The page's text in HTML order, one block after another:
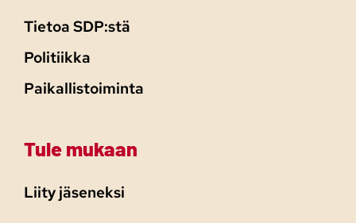
Tietoa SDP:stä
Politiikka
Paikallistoiminta
Tule mukaan
Liity jäseneksi